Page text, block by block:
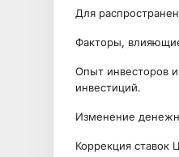
Для
Факторы,
Опыт инвесторов
инвестиций.
Изменение
Коррекция ставок